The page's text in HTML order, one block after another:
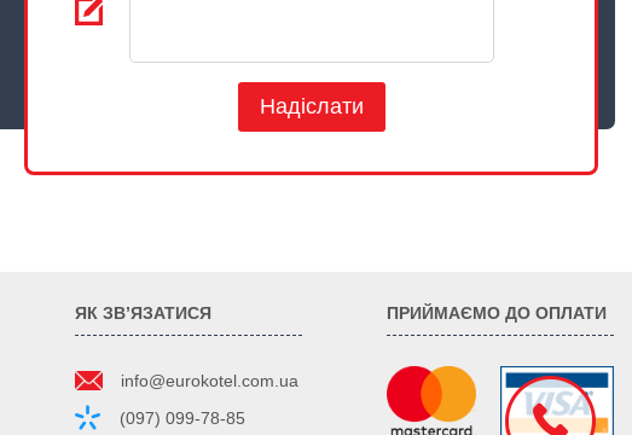
Надіслати
ЯК ЗВ’ЯЗАТИСЯ
info@eurokotel.com.ua
(097) 099-78-85
ПРИЙМАЄМО ДО ОПЛАТИ